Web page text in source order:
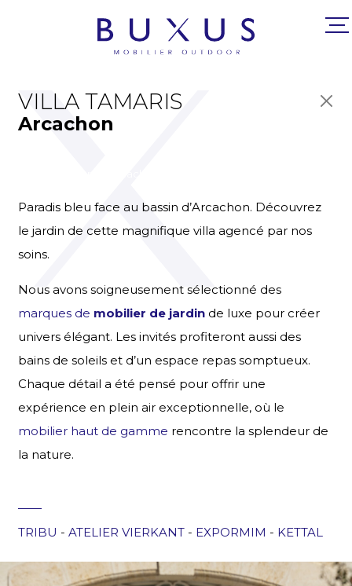
VILLA TAMARIS
Arcachon
Paradis bleu face au bassin d’Arcachon. Découvrez
le jardin de cette magnifique villa agencé par nos
soins.
Nous avons soigneusement sélectionné des
marques de mobilier de jardinde luxe pour créer
univers élégant. Les invités profiteront aussi des
bains de soleils et d’un espace repas somptueux.
Chaque détail a été pensé pour offrir une
expérience en plein air exceptionnelle, où le
mobilier haut de gamme rencontre la splendeur de
la nature.
TRIBU - ATELIER VIERKANT- EXPORMIM - KETTAL